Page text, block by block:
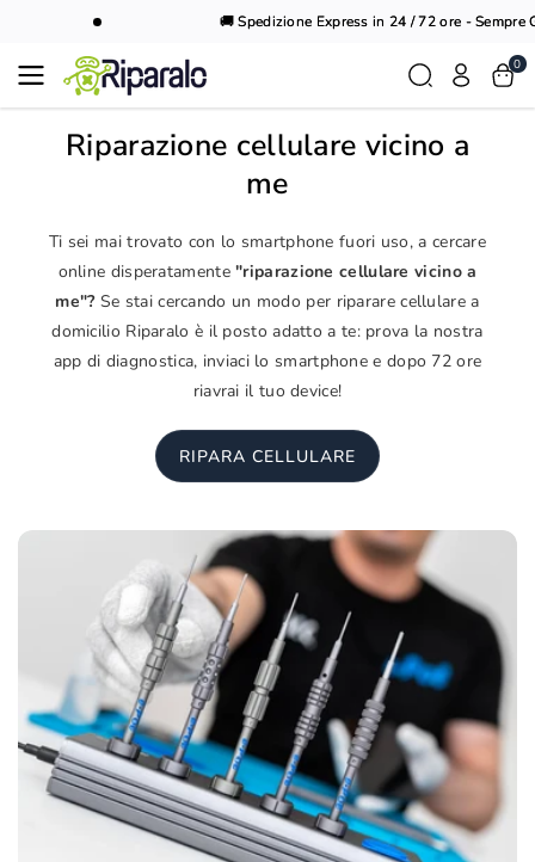
🚚 Spedizione Express in 24 / 72 ore - Sempre
0
Riparazione cellulare vicino a
me
Ti sei mai trovato con lo smartphone fuori uso, a cercare
online disperatamente"riparazione cellulare vicino a
me"?Se stai cercando un modo per riparare cellulare a
domicilio Riparalo è il posto adatto a te: prova la nostra
app di diagnostica, inviaci lo smartphone e dopo 72 ore
riavrai il tuo device!
RIPARA CELLULARE